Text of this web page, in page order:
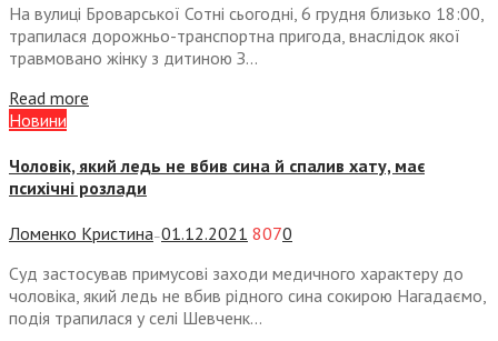
На вулиці Броварської Сотні сьогодні, 6 грудня близько 18:00,
трапилася дорожньо-транспортна пригода, внаслідок якої
травмовано жінку з дитиною З...
Read more
Новини
Чоловік, який ледь не вбив сина й спалив хату, має
психічні розлади
Ломенко Кристина—01.12.2021 8070
Суд застосував примусові заходи медичного характеру до
чоловіка, який ледь не вбив рідного сина сокирою Нагадаємо,
подія трапилася у селі Шевченк...